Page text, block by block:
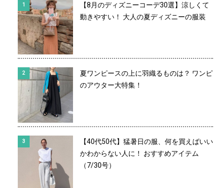
【8月のディズニーコーデ30選】涼しくて
動きやすい！ 大人の夏ディズニーの服装
夏ワンピースの上に羽織るものは？ ワンピ
のアウター大特集！
【40代50代】猛暑日の服、何を買えばいい
かわからない人に！ おすすめアイテム
（7/30号）